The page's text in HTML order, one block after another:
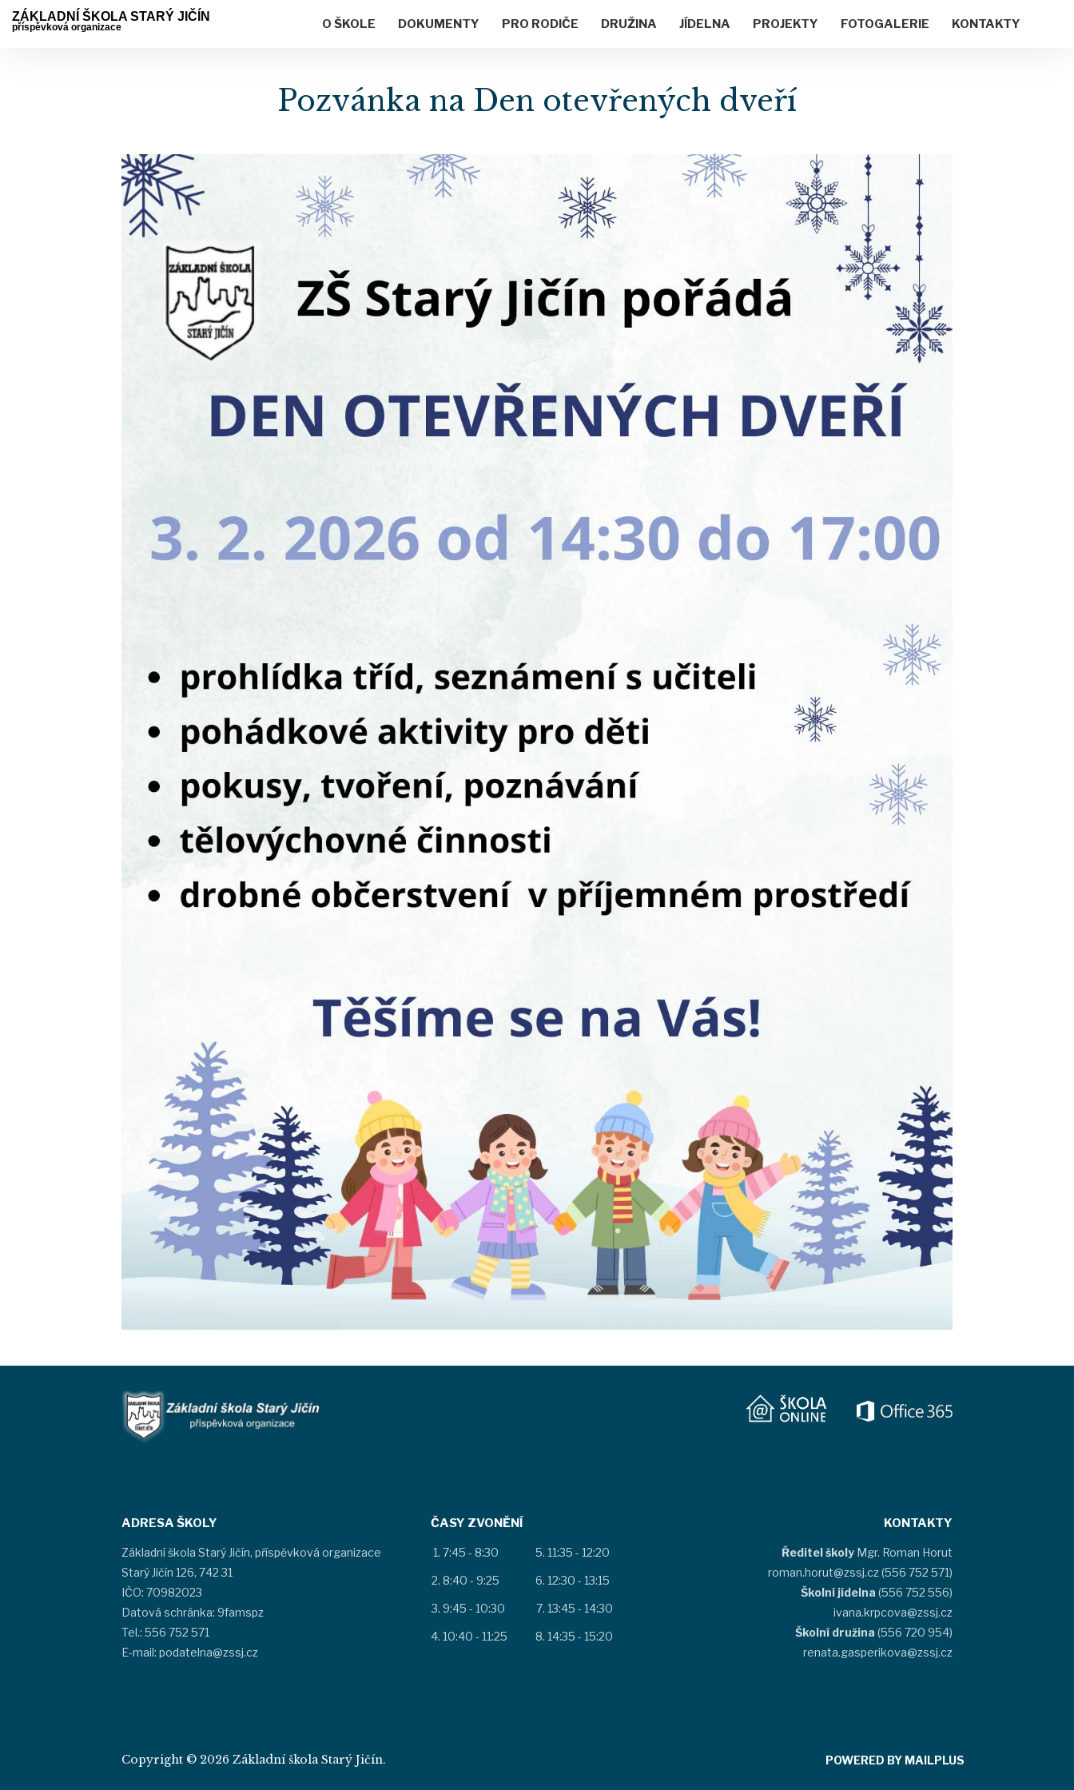
ZÁKLADNÍ ŠKOLA STARÝ JIČÍN
příspěvková organizace O ŠKOLE DOKUMENTY PRO RODIČE DRUŽINA JÍDELNA PROJEKTY FOTOGALERIE KONTAKTY
Pozvánka na Den otevřených dveří
ADRESA ŠKOLY
Základní škola Starý Jičín, příspěvková organizace
Starý Jičín 126, 742 31
IČO: 70982023
Datová schránka: 9famspz
Tel.: 556 752 571
E-mail: podatelna@zssj.cz
ČASY ZVONĚNÍ
7:45 - 8:30
8:40 - 9:25
9:45 - 10:30
10:40 - 11:25
11:35 - 12:20
12:30 - 13:15
13:45 - 14:30
14:35 - 15:20
KONTAKTY
Ředitel školy Mgr. Roman Horut
roman.horut@zssj.cz (556 752 571)
Školní jídelna (556 752 556)
ivana.krpcova@zssj.cz
Školní družina (556 720 954)
renata.gasperikova@zssj.cz
Copyright © 2026 Základní škola Starý Jičín. POWERED BY MAILPLUS